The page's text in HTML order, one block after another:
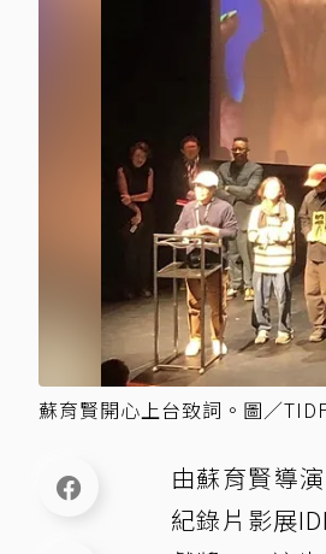
蘇育賢開心上台致詞。圖／
由蘇育賢導演
紀錄片影展